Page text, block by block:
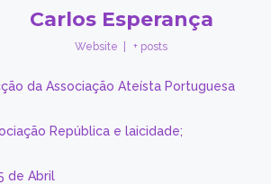
Carlos Esperança
Website + posts
da Associação Ateísta Portuguesa
República e laicidade;
de Abril